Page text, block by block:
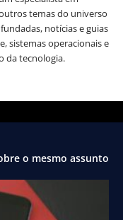
temas do universo
notícias e guias
sistemas operacionais e
da tecnologia.
o mesmo assunto